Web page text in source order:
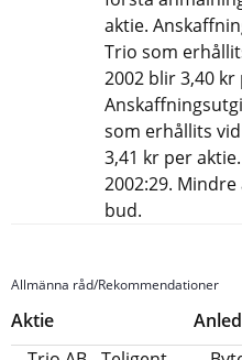
aktie.
Trio som
2002 blir 3,40 kr
som erhållits
3,41 kr per
2002:29.
bud.
Allmänna råd/Rekommendationer
Aktie